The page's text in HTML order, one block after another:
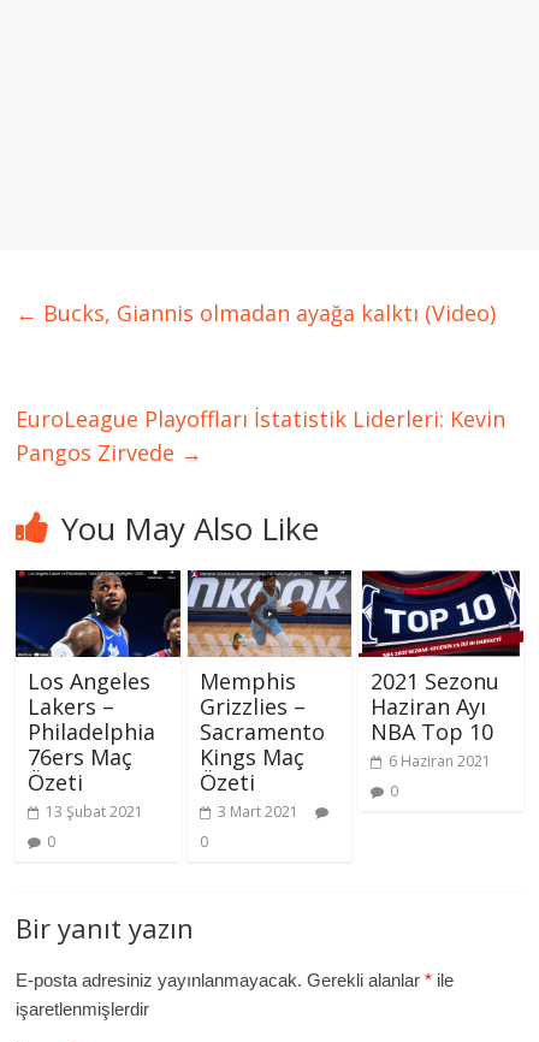
← Bucks, Giannis olmadan ayağa kalktı (Video)
EuroLeague Playoffları İstatistik Liderleri: Kevin
Pangos Zirvede →
You May Also Like
Los Angeles
Lakers –
Philadelphia
76ers Maç
Özeti
13 Şubat 2021
0
Memphis
Grizzlies –
Sacramento
Kings Maç
Özeti
3 Mart 2021
0
2021 Sezonu
Haziran Ayı
NBA Top 10
6 Haziran 2021
0
Bir yanıt yazın
E-posta adresiniz yayınlanmayacak. Gerekli alanlar* ile
işaretlenmişlerdir